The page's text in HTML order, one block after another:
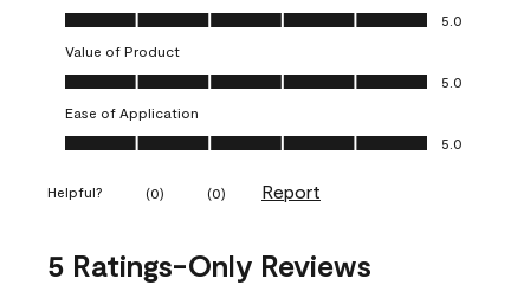
Quality of Product, 5.0 out of 5
5.0
Value of Product
Value of Product, 5.0 out of 5
5.0
Ease of Application
Ease of Application, 5.0 out of 5
5.0
Helpful? (0) (0) Report
5 Ratings-Only Reviews